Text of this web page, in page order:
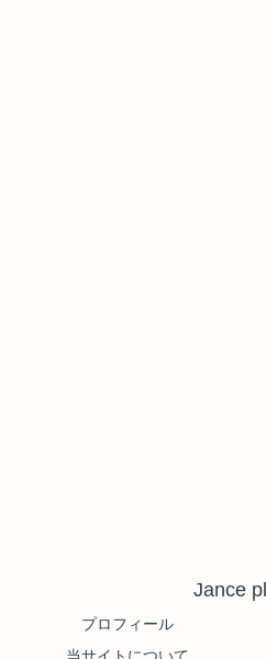
Jance
プロフィール
当サイトについて